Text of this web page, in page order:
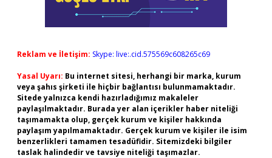
Reklam ve İletişim: Skype: live:.cid.575569c608265c69
Yasal Uyarı: Bu internet sitesi, herhangi bir marka, kurum
veya şahıs şirketi ile hiçbir bağlantısı bulunmamaktadır.
Sitede yalnızca kendi hazırladığımız makaleler
paylaşılmaktadır. Burada yer alan içerikler haber niteliği
taşımamakta olup, gerçek kurum ve kişiler hakkında
paylaşım yapılmamaktadır. Gerçek kurum ve kişiler ile isim
benzerlikleri tamamen tesadüfidir. Sitemizdeki bilgiler
taslak halindedir ve tavsiye niteliği taşımazlar.